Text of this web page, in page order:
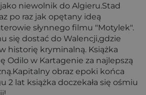
niewolnik do Algieru.Stad
po raz jak opętany ideą
słynnego filmu "Motylek".
się dostać do Walencji,gdzie
historię kryminalną. Książka
Odilo w Kartagenie za najlepszą
obraz epoki końca
2 lat książka doczekała się ośmiu